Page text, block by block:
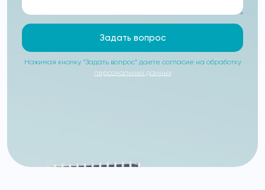
Задать вопрос
Нажимая кнопку “Задать вопрос” даете согласие на обработку
персональных данных